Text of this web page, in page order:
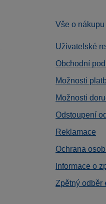
Vše o nákupu
Uživatelské
Obchodní
Možnosti
Možnosti
Odstoupení
Reklamace
Ochrana
Informace o
Zpětný odběr